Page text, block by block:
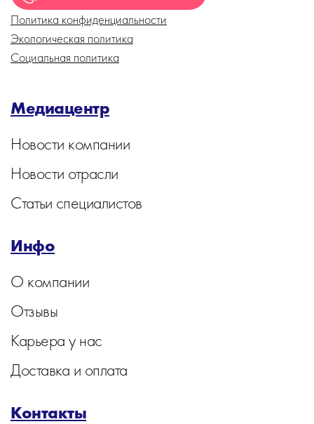
Политика конфиденциальности
Экологическая политика
Социальная политика
Медиацентр
Новости компании
Новости отрасли
Статьи специалистов
Инфо
О компании
Отзывы
Карьера у нас
Доставка и оплата
Контакты